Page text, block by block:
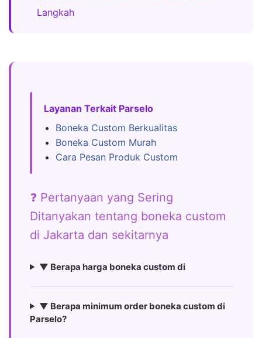
Langkah
Layanan Terkait Parselo
Boneka Custom Berkualitas
Boneka Custom Murah
Cara Pesan Produk Custom
❓ Pertanyaan yang Sering
Ditanyakan tentang boneka custom
di Jakarta dan sekitarnya
▼ Berapa harga boneka custom di
▼ Berapa minimum order boneka custom di
Parselo?